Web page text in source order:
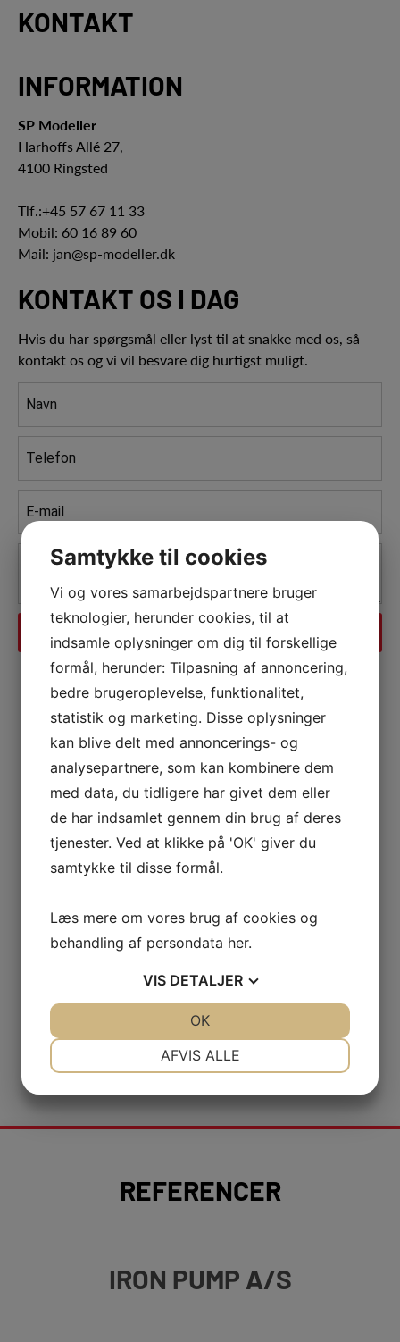
KONTAKT
INFORMATION
SP Modeller
Harhoffs Allé 27,
4100 Ringsted
Tlf.:+45 57 67 11 33
Mobil: 60 16 89 60
Mail: jan@sp-modeller.dk
KONTAKT OS I DAG
Hvis du har spørgsmål eller lyst til at snakke med os, så
kontakt os og vi vil besvare dig hurtigst muligt.
mail
* Besked
REFERENCER
IRON PUMP A/S
Samtykke til cookies
Vi og vores samarbejdspartnere bruger
teknologier, herunder cookies, til at
indsamle oplysninger om dig til forskellige
formål, herunder: Tilpasning af annoncering,
bedre brugeroplevelse, funktionalitet,
statistik og marketing. Disse oplysninger
kan blive delt med annoncerings- og
analysepartnere, som kan kombinere dem
med data, du tidligere har givet dem eller
de har indsamlet gennem din brug af deres
tjenester. Ved at klikke på 'OK' giver du
samtykke til disse formål.
Læs mere om vores brug af cookies og
behandling af persondata her.
VIS DETALJER
AFVIS ALLE
OK